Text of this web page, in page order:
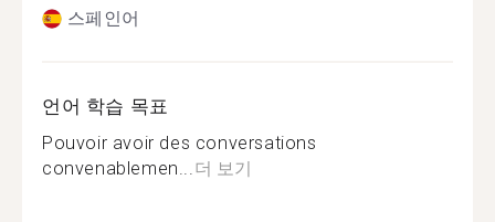
스페인어
언어 학습 목표
Pouvoir avoir des conversations
convenablemen...더 보기